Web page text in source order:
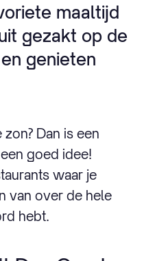
maaltijd
gezakt op de
genieten
Dan is een
goed idee!
waar je
van over de hele
hebt.